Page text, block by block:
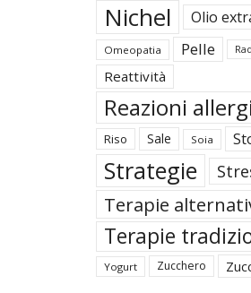
Nichel Olio
Omeopatia Pelle
Reattività
Reazioni
Riso Sale Soia
Strategie
Terapie
Terapie
Yogurt Zucchero